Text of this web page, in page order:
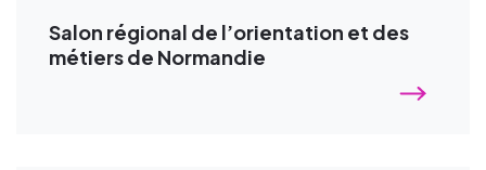
Salon régional de l’orientation et des
métiers de Normandie